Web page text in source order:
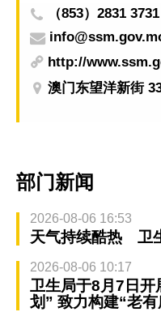
（853）2831 3731
http://
澳门东望洋新街
部门新闻
2026-08-06 16:53
天气持续酷热 卫
2026-08-06 10:17
卫生局于8月7日开
划” 致力构建“老